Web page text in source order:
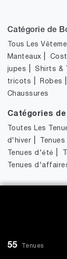
Catégorie de
Tous Les
Manteaux
jupes |Shirts &
tricots
Robes
Chaussures
Catégories de
Toutes Les
d'hiver
Tenues d'été
Tenues
55 Tenues